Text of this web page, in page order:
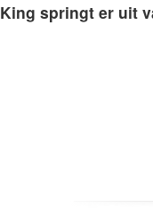
King springt er uit